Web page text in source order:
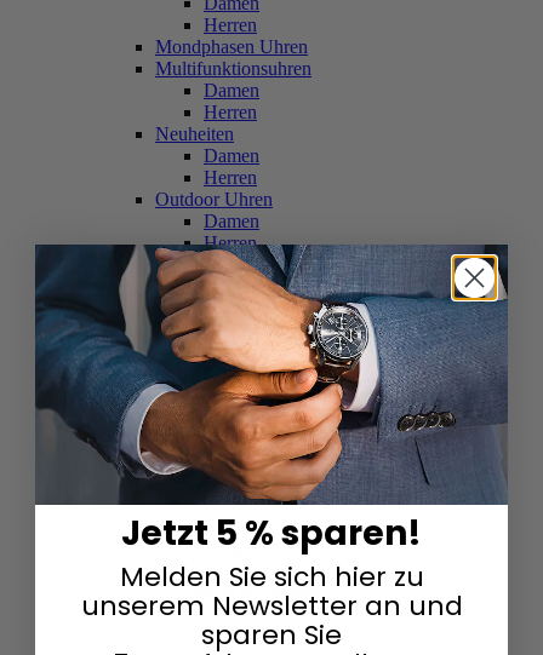
Herren
Mondphasen Uhren
Multifunktionsuhren
Damen
Herren
Neuheiten
Damen
Herren
Outdoor Uhren
Damen
Herren
Schweizer Uhren
Damen
Herren
Skelettuhren
Damen
Herren
Smartwatches
Damen
Herren
Solaruhren
Herren
Damen
Sportuhren
Damen
Herren
Swarovski & Edelsteine
Damen
Herren
Jetzt 5 % sparen!
Melden Sie sich hier zu
unserem Newsletter an und
sparen Sie